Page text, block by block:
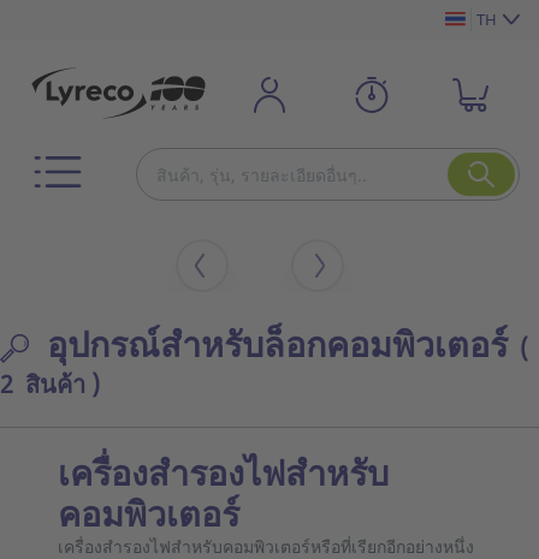
TH
อุปกรณ์สำหรับล็อกคอมพิวเตอร์ (
2 สินค้า )
เครื่องสำรองไฟสำหรับ
คอมพิวเตอร์
เครื่องสำรองไฟสำหรับคอมพิวเตอร์หรือที่เรียกอีกอย่างหนึ่ง